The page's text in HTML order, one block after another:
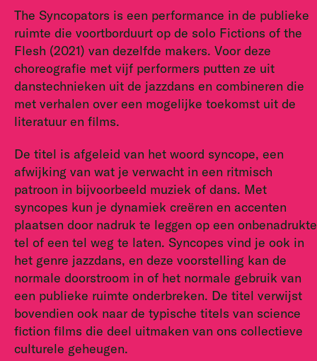
The Syncopators is een performance in de publieke
ruimte die voortborduurt op de solo Fictions of the
Flesh (2021) van dezelfde makers. Voor deze
choreografie met vijf performers putten ze uit
danstechnieken uit de jazzdans en combineren die
met verhalen over een mogelijke toekomst uit de
literatuur en films.
De titel is afgeleid van het woord syncope, een
afwijking van wat je verwacht in een ritmisch
patroon in bijvoorbeeld muziek of dans. Met
syncopes kun je dynamiek creëren en accenten
plaatsen door nadruk te leggen op een onbenadrukte
tel of een tel weg te laten. Syncopes vind je ook in
het genre jazzdans, en deze voorstelling kan de
normale doorstroom in of het normale gebruik van
een publieke ruimte onderbreken. De titel verwijst
bovendien ook naar de typische titels van science
fiction films die deel uitmaken van ons collectieve
culturele geheugen.